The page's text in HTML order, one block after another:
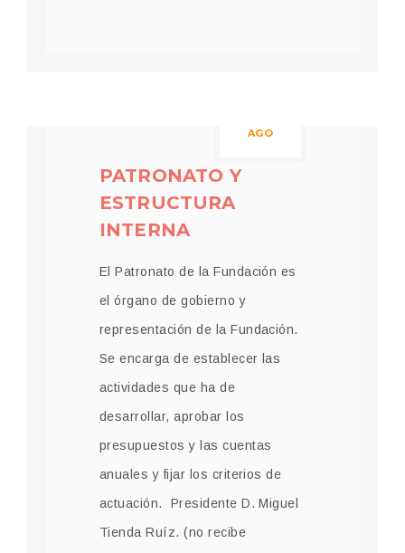
AGO
PATRONATO Y
ESTRUCTURA
INTERNA
El Patronato de la Fundación es
el órgano de gobierno y
representación de la Fundación.
Se encarga de establecer las
actividades que ha de
desarrollar, aprobar los
presupuestos y las cuentas
anuales y fijar los criterios de
actuación. Presidente D. Miguel
Tienda Ruíz. (no recibe